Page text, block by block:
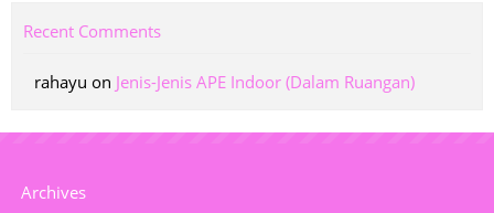
Recent Comments
rahayu on Jenis-Jenis APE Indoor (Dalam Ruangan)
Archives